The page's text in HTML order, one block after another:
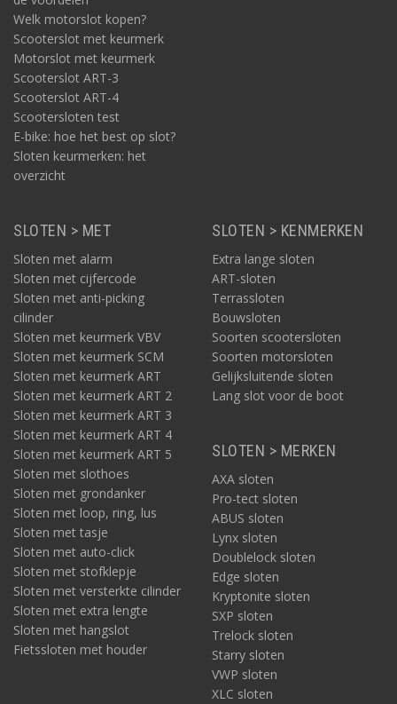
Welk motorslot kopen?
Scooterslot met keurmerk
Motorslot met keurmerk
Scooterslot ART-3
Scooterslot ART-4
Scootersloten test
E-bike: hoe het best op slot?
Sloten keurmerken: het
overzicht
SLOTEN > MET
Sloten met alarm
Sloten met cijfercode
Sloten met anti-picking
cilinder
Sloten met keurmerk VBV
Sloten met keurmerk SCM
Sloten met keurmerk ART
Sloten met keurmerk ART 2
Sloten met keurmerk ART 3
Sloten met keurmerk ART 4
Sloten met keurmerk ART 5
Sloten met slothoes
Sloten met grondanker
Sloten met loop, ring, lus
Sloten met tasje
Sloten met auto-click
Sloten met stofklepje
Sloten met versterkte cilinder
Sloten met extra lengte
Sloten met hangslot
Fietssloten met houder
SLOTEN > KENMERKEN
Extra lange sloten
ART-sloten
Terrassloten
Bouwsloten
Soorten scootersloten
Soorten motorsloten
Gelijksluitende sloten
Lang slot voor de boot
SLOTEN > MERKEN
AXA sloten
Pro-tect sloten
ABUS sloten
Lynx sloten
Doublelock sloten
Edge sloten
Kryptonite sloten
SXP sloten
Trelock sloten
Starry sloten
VWP sloten
XLC sloten